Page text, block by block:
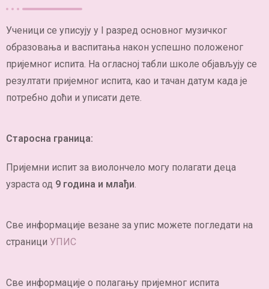
Ученици се уписују у I разред основног музичког
образовања и васпитања након успешно положеног
пријемног испита. На огласној табли школе објављују се
резултати пријемног испита, као и тачан датум када је
потребно доћи и уписати дете.
Старосна граница:
Пријемни испит за виолончело могу полагати деца
узраста од 9 година и млађи.
Све информације везане за упис можете погледати на
страници УПИС
Све информације о полагању пријемног испита